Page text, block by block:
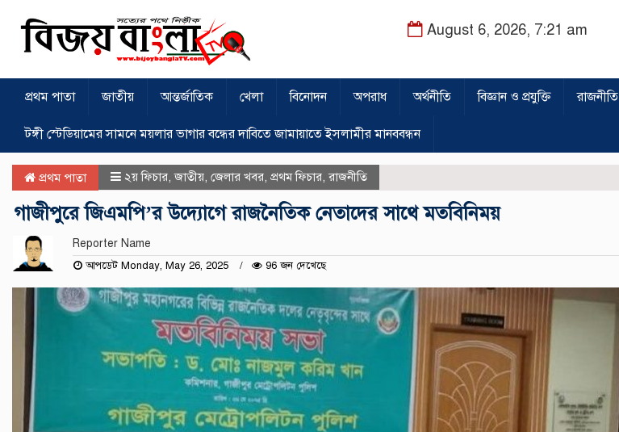
August 6, 2026, 7:21 am
প্রথম পাতা জাতীয় আন্তর্জাতিক খেলা বিনোদন অপরাধ অর্থনীতি বিজ্ঞান ও প্রযুক্তি রাজনীতি
টঙ্গী স্টেডিয়ামের সামনে ময়লার ভাগার বন্ধের দাবিতে জামায়াতে ইসলামীর মানববন্ধন
প্রথম পাতা ২য় ফিচার ,জাতীয় জেলার খবর প্রথম ফিচার রাজনীতি
গাজীপুরে জিএমপি’র উদ্যোগে রাজনৈতিক নেতাদের সাথে মতবিনিময়
Reporter Name
আপডেট Monday, May 26, 2025 96 জন দেখেছে